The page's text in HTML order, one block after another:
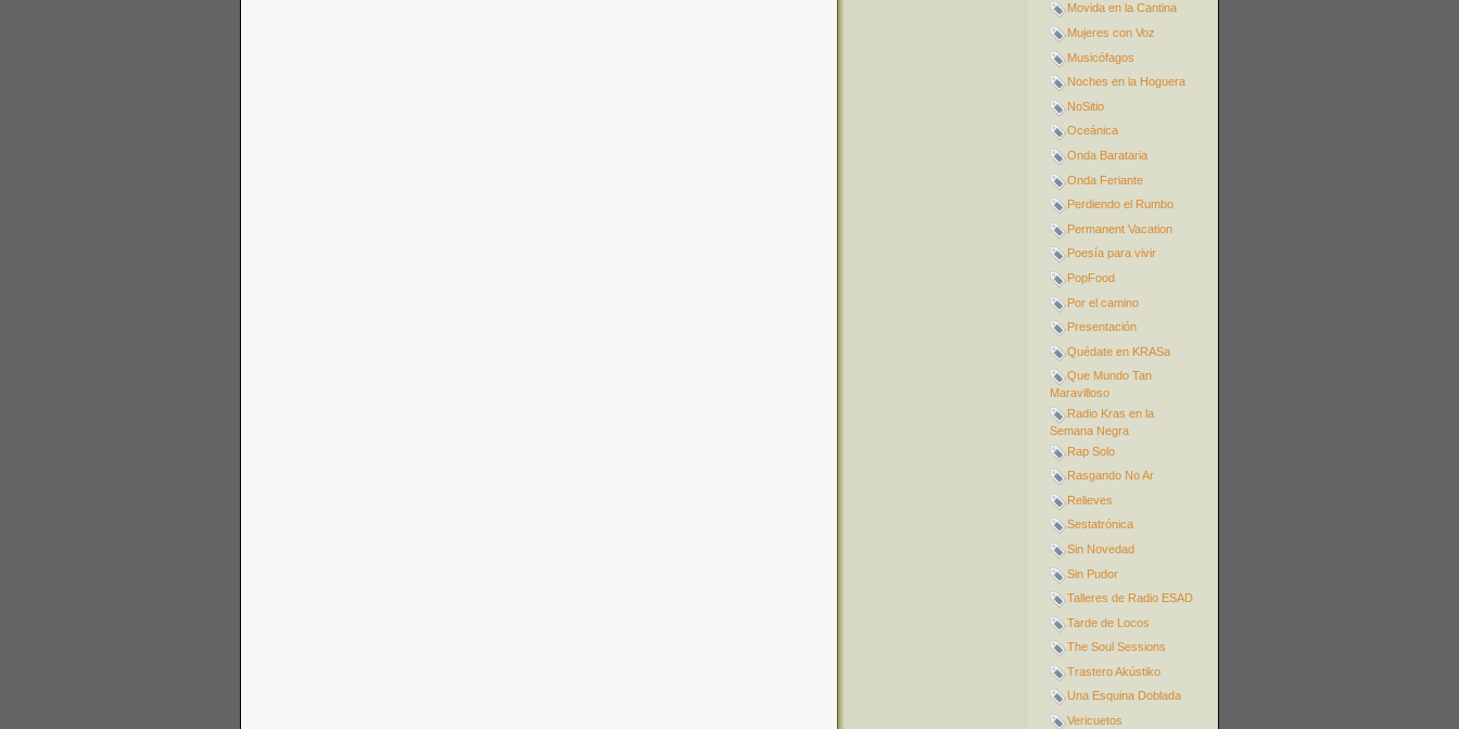
Movida en la Cantina
Mujeres con Voz
Musicófagos
Noches en la Hoguera
NoSitio
Oceánica
Onda Barataria
Onda Feriante
Perdiendo el Rumbo
Permanent Vacation
Poesía para vivir
PopFood
Por el camino
Presentación
Quédate en KRASa
Que Mundo Tan
Maravilloso
Radio Kras en la
Semana Negra
Rap Solo
Rasgando No Ar
Relieves
Sestatrónica
Sin Novedad
Sin Pudor
Talleres de Radio ESAD
Tarde de Locos
The Soul Sessions
Trastero Akústiko
Una Esquina Doblada
Vericuetos